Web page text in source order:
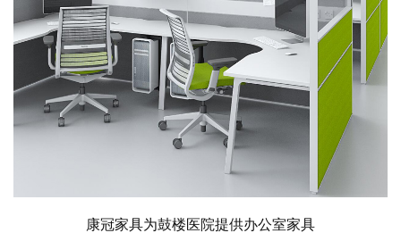
康冠家具为鼓楼医院提供办公室家具